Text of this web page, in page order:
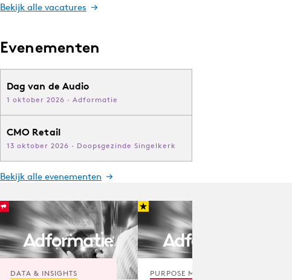
Bekijk alle vacatures
Evenementen
Dag van de Audio
1 oktober 2026 · Adformatie
CMO Retail
13 oktober 2026 · Doopsgezinde Singelkerk
Bekijk alle evenementen
DATA & INSIGHTS PURPOSE MARKETING